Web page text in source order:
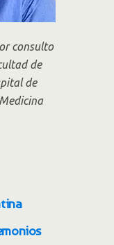
consulto
de
de